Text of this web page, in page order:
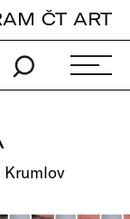
ČT ART